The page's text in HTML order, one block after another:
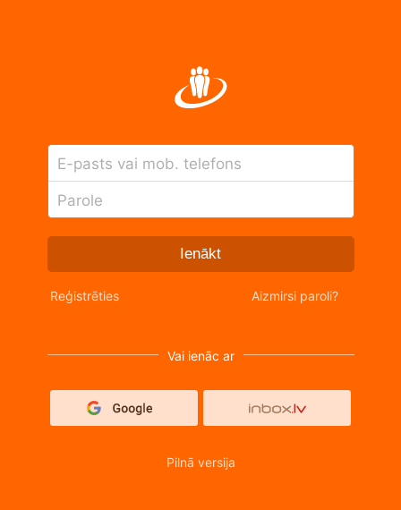
E-pasts vai mob. telefons
Parole
Ienākt
Reģistrēties Aizmirsi paroli?
Vai ienāc ar
Pilnā versija